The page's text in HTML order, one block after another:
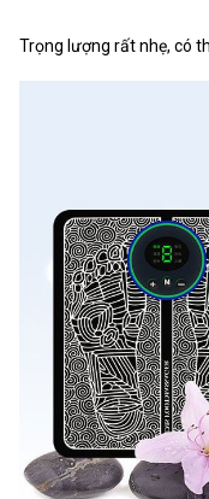
Trọng lượng rất nhẹ, có